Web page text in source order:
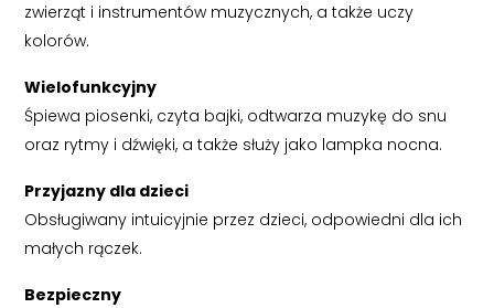
zwierząt i instrumentów muzycznych, a także uczy
kolorów.
Wielofunkcyjny
Śpiewa piosenki, czyta bajki, odtwarza muzykę do snu
oraz rytmy i dźwięki, a także służy jako lampka nocna.
Przyjazny dla dzieci
Obsługiwany intuicyjnie przez dzieci, odpowiedni dla ich
małych rączek.
Bezpieczny